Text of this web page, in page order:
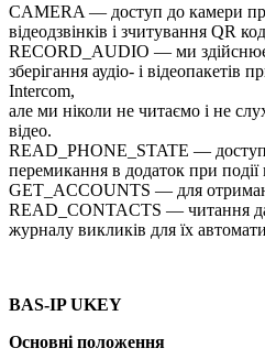
CAMERA — доступ до камери
відеодзвінків і зчитування QR
RECORD_AUDIO — ми
зберігання аудіо- і відеопакетів
Intercom,
але ми ніколи не читаємо і не
відео.
READ_PHONE_STATE — доступ
перемикання в додаток при події
GET_ACCOUNTS — для
READ_CONTACTS — читання
журналу викликів для їх
BAS-IP UKEY
Основні положення